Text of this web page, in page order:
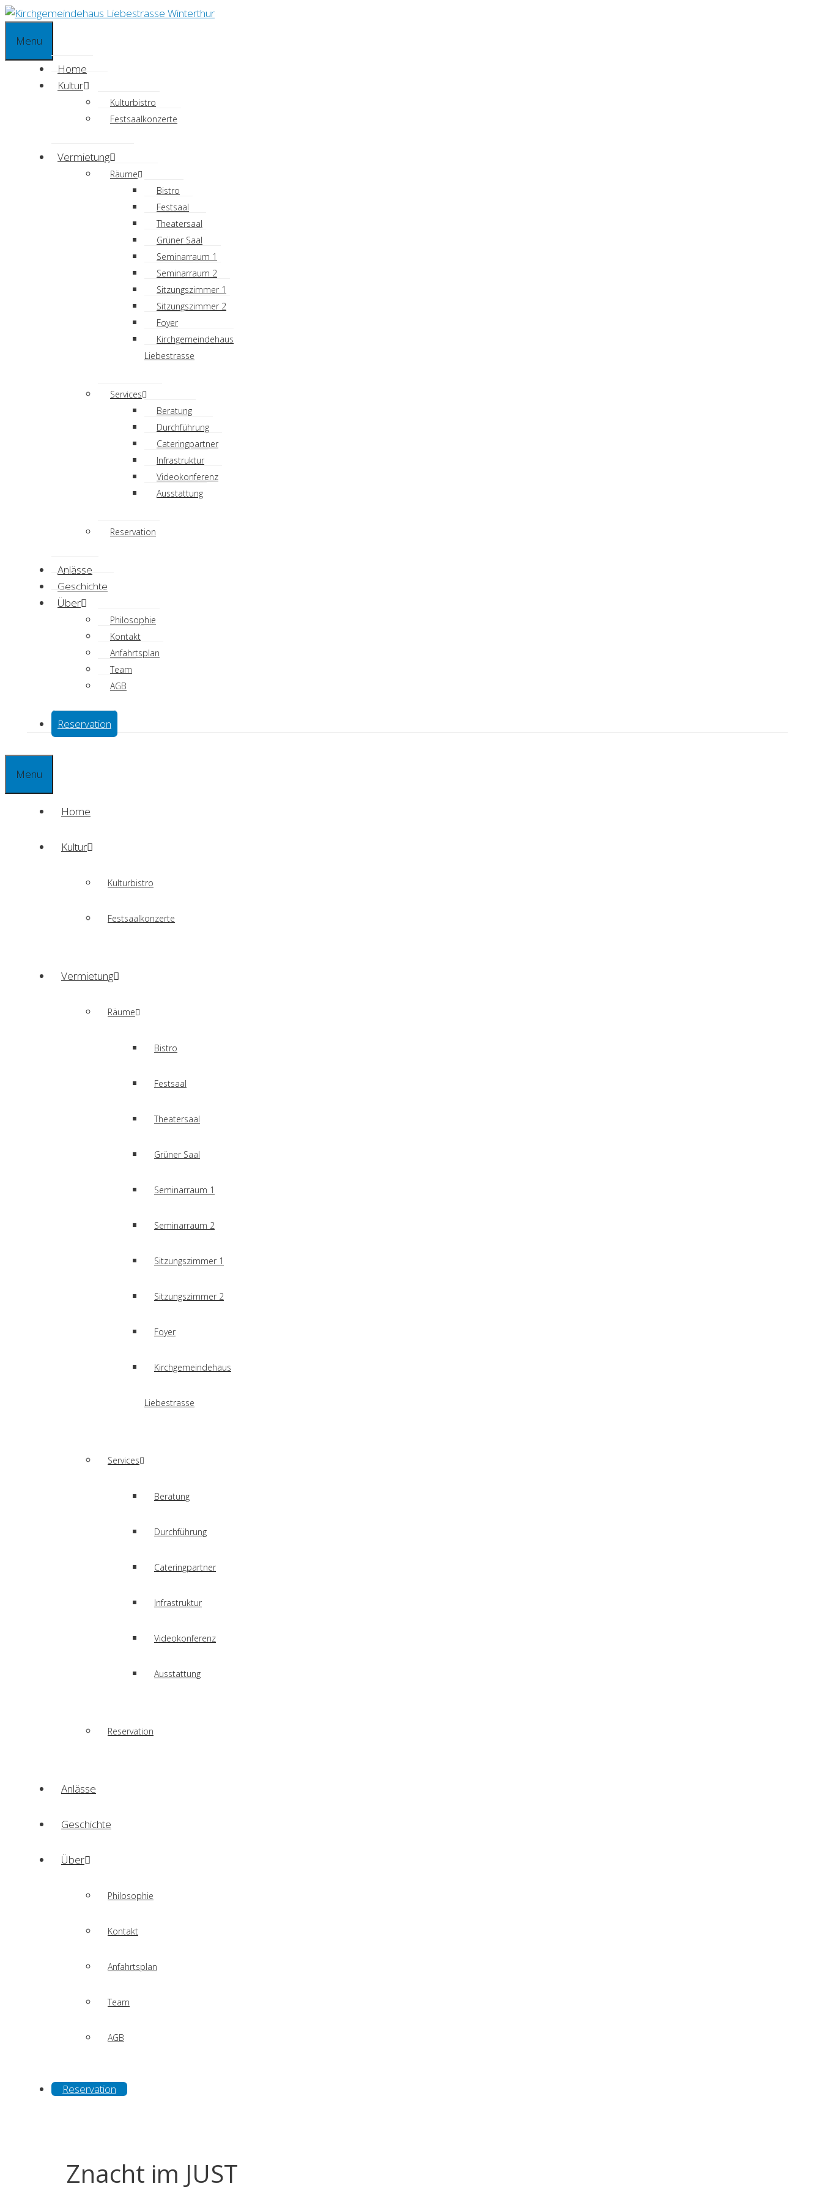
Springe
Inhalt
Menu
Home
Kultur
Kulturbistro
Festsaalkonzerte
Vermietung
Räume
Bistro
Festsaal
Theatersaal
Grüner Saal
Seminarraum 1
Seminarraum 2
Sitzungszimmer 1
Sitzungszimmer 2
Foyer
Kirchgemeindehaus
Liebestrasse
Services
Beratung
Durchführung
Cateringpartner
Infrastruktur
Videokonferenz
Ausstattung
Reservation
Anlässe
Geschichte
Über
Philosophie
Kontakt
Anfahrtsplan
Team
AGB
Reservation
Menu
Home
Kultur
Kulturbistro
Festsaalkonzerte
Vermietung
Räume
Bistro
Festsaal
Theatersaal
Grüner Saal
Seminarraum 1
Seminarraum 2
Sitzungszimmer 1
Sitzungszimmer 2
Foyer
Kirchgemeindehaus
Liebestrasse
Services
Beratung
Durchführung
Cateringpartner
Infrastruktur
Videokonferenz
Ausstattung
Reservation
Anlässe
Geschichte
Über
Philosophie
Kontakt
Anfahrtsplan
Team
AGB
Reservation
Znacht im JUST